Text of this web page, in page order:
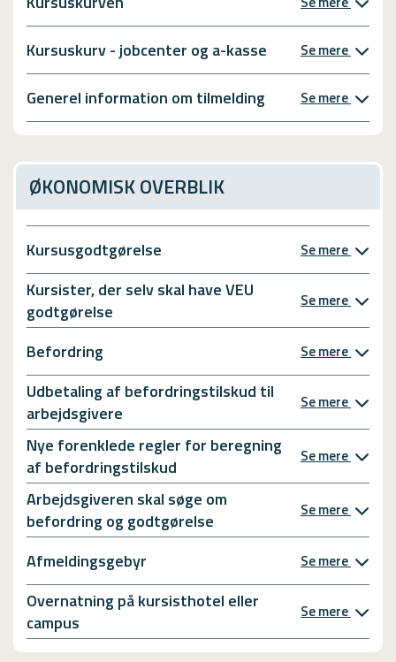
Kursuskurv - jobcenter og a-kasse Se mere
Generel information om tilmelding Se mere
ØKONOMISK OVERBLIK
Kursusgodtgørelse Se mere
Kursister, der selv skal have VEU
godtgørelse
Se mere
Befordring Se mere
Udbetaling af befordringstilskud til
arbejdsgivere
Se mere
Nye forenklede regler for beregning
af befordringstilskud
Se mere
Arbejdsgiveren skal søge om
befordring og godtgørelse
Se mere
Afmeldingsgebyr Se mere
Overnatning på kursisthotel eller
campus
Se mere